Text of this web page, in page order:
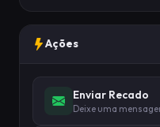
Ações
Enviar Recado
Deixe uma